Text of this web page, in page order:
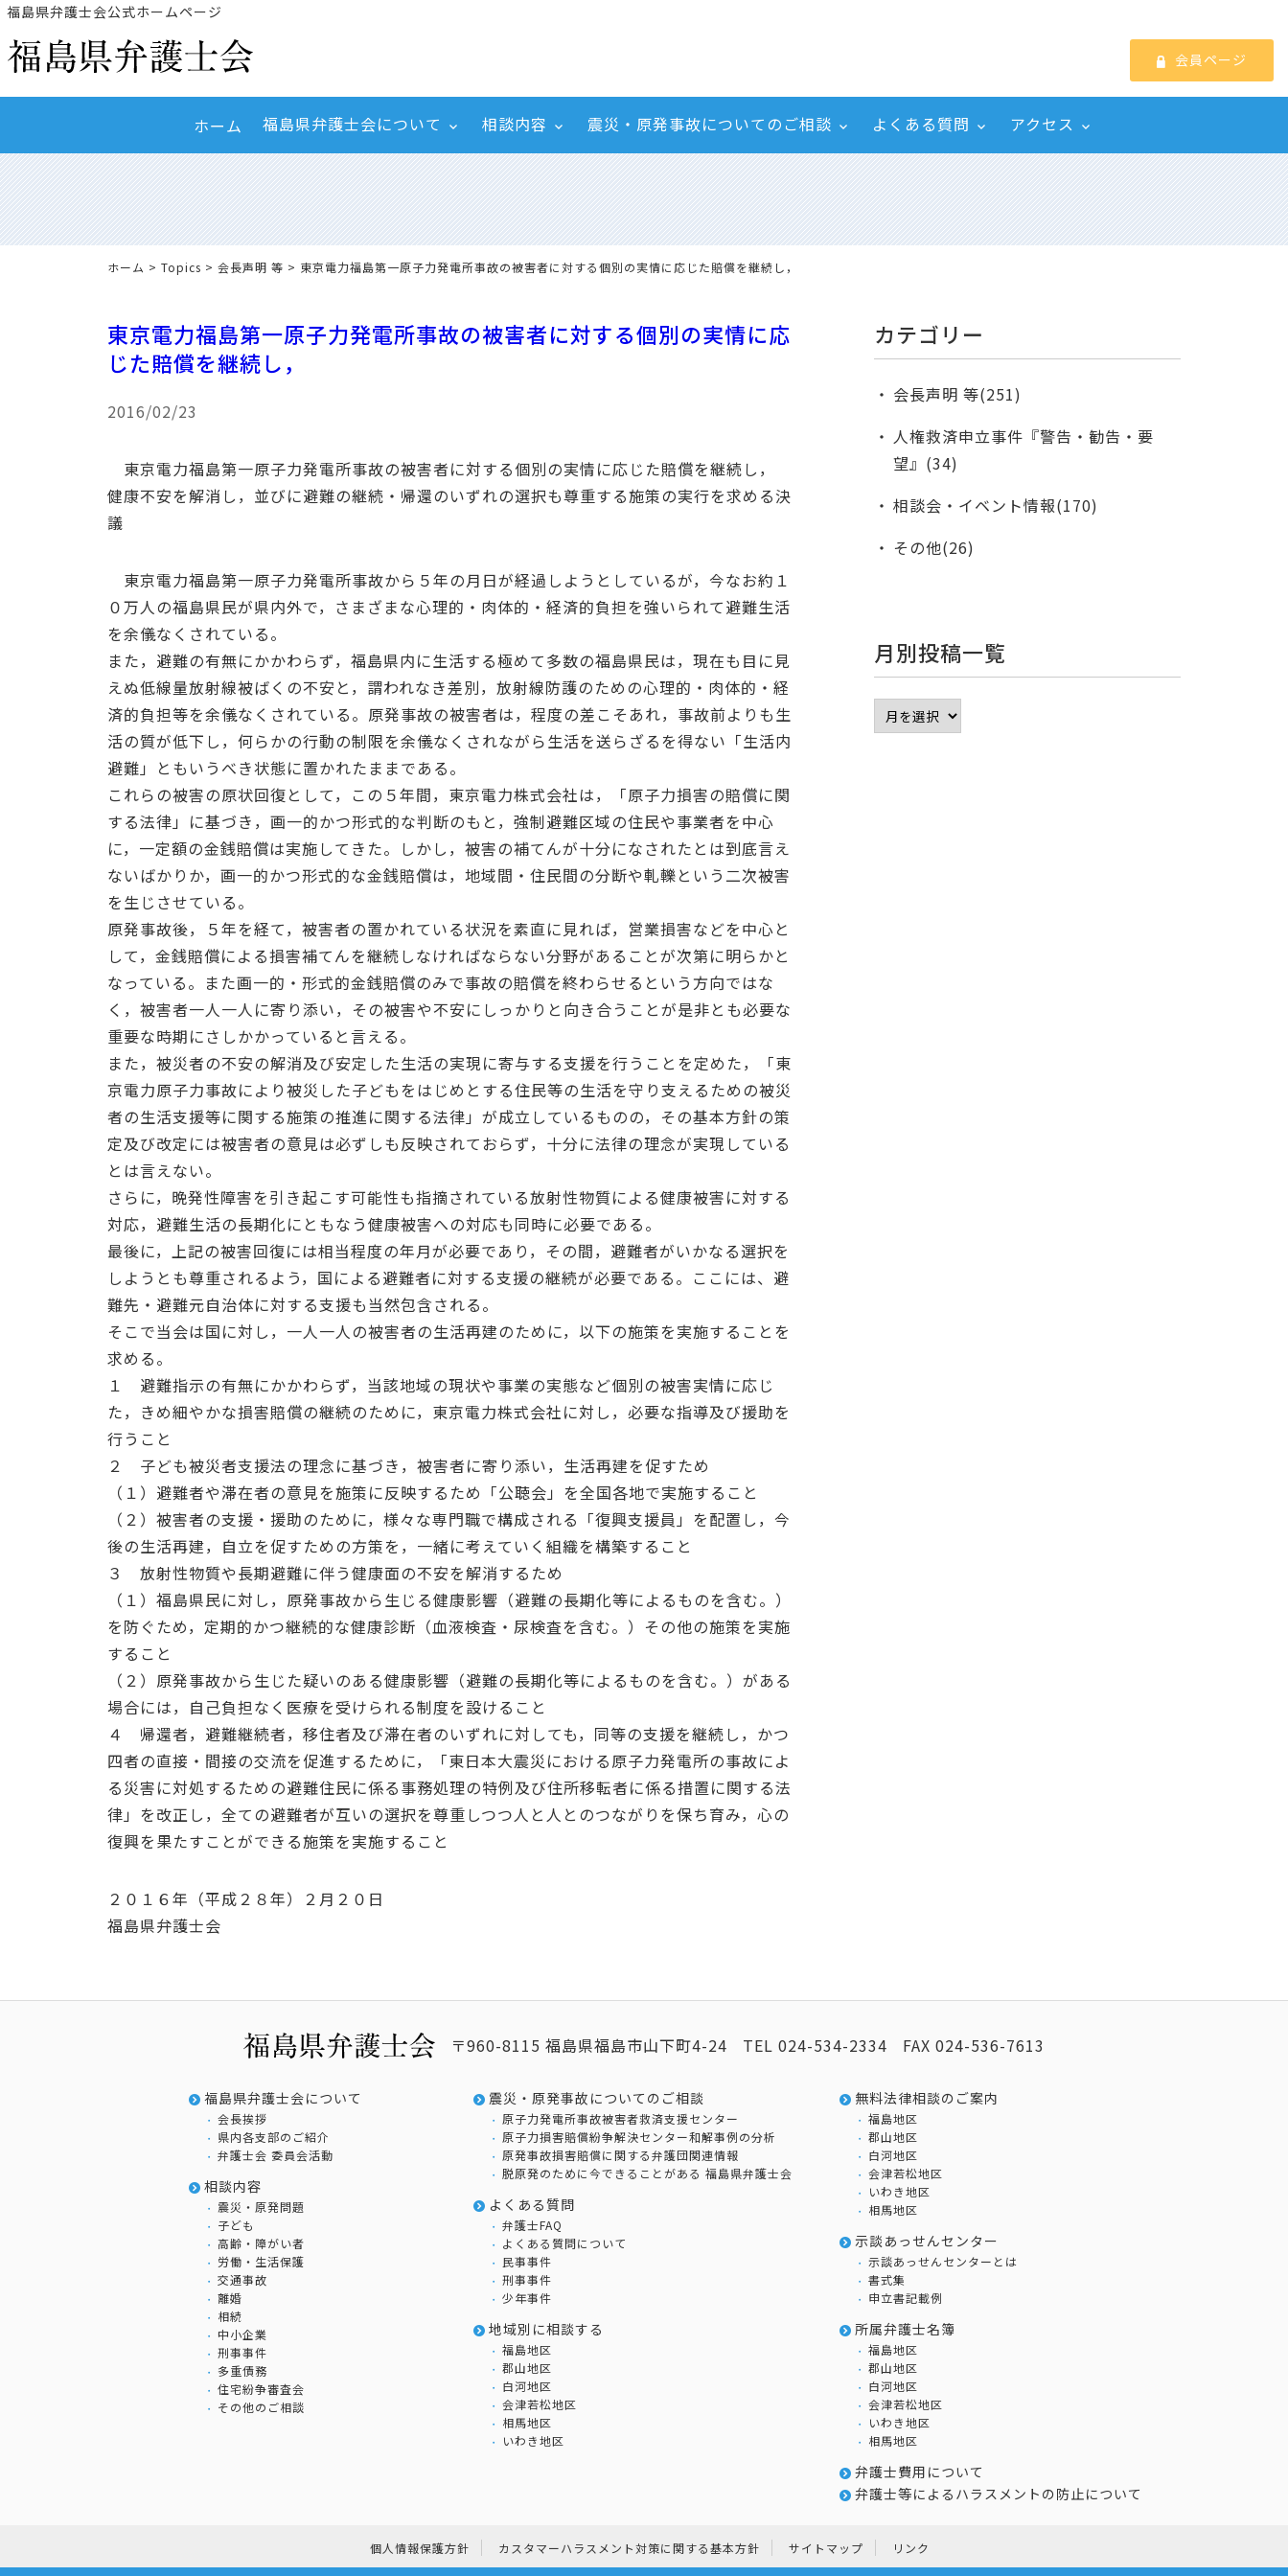
福島県弁護士会公式ホームページ
会員ページ
ホーム 福島県弁護士会について 相談内容 震災・原発事故についてのご相談 よくある質問 アクセス
ホーム > Topics > 会長声明 等 > 東京電力福島第一原子力発電所事故の被害者に対する個別の実情に応じた賠償を継続し，
東京電力福島第一原子力発電所事故の被害者に対する個別の実情に応
じた賠償を継続し，
2016/02/23
東京電力福島第一原子力発電所事故の被害者に対する個別の実情に応じた賠償を継続し，
健康不安を解消し，並びに避難の継続・帰還のいずれの選択も尊重する施策の実行を求める決
議
東京電力福島第一原子力発電所事故から５年の月日が経過しようとしているが，今なお約１
０万人の福島県民が県内外で，さまざまな心理的・肉体的・経済的負担を強いられて避難生活
を余儀なくされている。
また，避難の有無にかかわらず，福島県内に生活する極めて多数の福島県民は，現在も目に見
えぬ低線量放射線被ばくの不安と，謂われなき差別，放射線防護のための心理的・肉体的・経
済的負担等を余儀なくされている。原発事故の被害者は，程度の差こそあれ，事故前よりも生
活の質が低下し，何らかの行動の制限を余儀なくされながら生活を送らざるを得ない「生活内
避難」ともいうべき状態に置かれたままである。
これらの被害の原状回復として，この５年間，東京電力株式会社は，「原子力損害の賠償に関
する法律」に基づき，画一的かつ形式的な判断のもと，強制避難区域の住民や事業者を中心
に，一定額の金銭賠償は実施してきた。しかし，被害の補てんが十分になされたとは到底言え
ないばかりか，画一的かつ形式的な金銭賠償は，地域間・住民間の分断や軋轢という二次被害
を生じさせている。
原発事故後，５年を経て，被害者の置かれている状況を素直に見れば，営業損害などを中心と
して，金銭賠償による損害補てんを継続しなければならない分野があることが次第に明らかと
なっている。また画一的・形式的金銭賠償のみで事故の賠償を終わらせるという方向ではな
く，被害者一人一人に寄り添い，その被害や不安にしっかりと向き合うことが是非とも必要な
重要な時期にさしかかっていると言える。
また，被災者の不安の解消及び安定した生活の実現に寄与する支援を行うことを定めた，「東
京電力原子力事故により被災した子どもをはじめとする住民等の生活を守り支えるための被災
者の生活支援等に関する施策の推進に関する法律」が成立しているものの，その基本方針の策
定及び改定には被害者の意見は必ずしも反映されておらず，十分に法律の理念が実現している
とは言えない。
さらに，晩発性障害を引き起こす可能性も指摘されている放射性物質による健康被害に対する
対応，避難生活の長期化にともなう健康被害への対応も同時に必要である。
最後に，上記の被害回復には相当程度の年月が必要であり，その間，避難者がいかなる選択を
しようとも尊重されるよう，国による避難者に対する支援の継続が必要である。ここには、避
難先・避難元自治体に対する支援も当然包含される。
そこで当会は国に対し，一人一人の被害者の生活再建のために，以下の施策を実施することを
求める。
１ 避難指示の有無にかかわらず，当該地域の現状や事業の実態など個別の被害実情に応じ
た，きめ細やかな損害賠償の継続のために，東京電力株式会社に対し，必要な指導及び援助を
行うこと
２ 子ども被災者支援法の理念に基づき，被害者に寄り添い，生活再建を促すため
（１）避難者や滞在者の意見を施策に反映するため「公聴会」を全国各地で実施すること
（２）被害者の支援・援助のために，様々な専門職で構成される「復興支援員」を配置し，今
後の生活再建，自立を促すための方策を，一緒に考えていく組織を構築すること
３ 放射性物質や長期避難に伴う健康面の不安を解消するため
（１）福島県民に対し，原発事故から生じる健康影響（避難の長期化等によるものを含む。）
を防ぐため，定期的かつ継続的な健康診断（血液検査・尿検査を含む。）その他の施策を実施
すること
（２）原発事故から生じた疑いのある健康影響（避難の長期化等によるものを含む。）がある
場合には，自己負担なく医療を受けられる制度を設けること
４ 帰還者，避難継続者，移住者及び滞在者のいずれに対しても，同等の支援を継続し，かつ
四者の直接・間接の交流を促進するために，「東日本大震災における原子力発電所の事故によ
る災害に対処するための避難住民に係る事務処理の特例及び住所移転者に係る措置に関する法
律」を改正し，全ての避難者が互いの選択を尊重しつつ人と人とのつながりを保ち育み，心の
復興を果たすことができる施策を実施すること
２０１６年（平成２８年）２月２０日
福島県弁護士会
カテゴリー
会長声明 等(251)
人権救済申立事件『警告・勧告・要
望』(34)
相談会・イベント情報(170)
その他(26)
月別投稿一覧
〒960-8115 福島県福島市山下町4-24 TEL 024-534-2334 FAX 024-536-7613
福島県弁護士会について
会長挨拶
県内各支部のご紹介
弁護士会 委員会活動
相談内容
震災・原発問題
子ども
高齢・障がい者
労働・生活保護
交通事故
離婚
相続
中小企業
刑事事件
多重債務
住宅紛争審査会
その他のご相談
震災・原発事故についてのご相談
原子力発電所事故被害者救済支援センター
原子力損害賠償紛争解決センター和解事例の分析
原発事故損害賠償に関する弁護団関連情報
脱原発のために今できることがある 福島県弁護士会
よくある質問
弁護士FAQ
よくある質問について
民事事件
刑事事件
少年事件
地域別に相談する
福島地区
郡山地区
白河地区
会津若松地区
相馬地区
いわき地区
無料法律相談のご案内
福島地区
郡山地区
白河地区
会津若松地区
いわき地区
相馬地区
示談あっせんセンター
示談あっせんセンターとは
書式集
申立書記載例
所属弁護士名簿
福島地区
郡山地区
白河地区
会津若松地区
いわき地区
相馬地区
弁護士費用について
弁護士等によるハラスメントの防止について
個人情報保護方針 カスタマーハラスメント対策に関する基本方針 サイトマップ リンク